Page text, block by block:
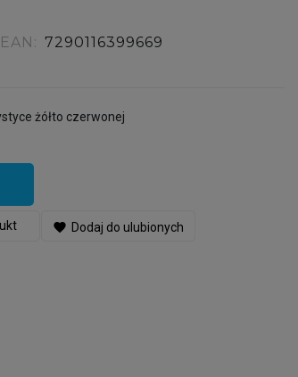
EAN: 7290116399669
żółto czerwonej
favorite Dodaj do ulubionych